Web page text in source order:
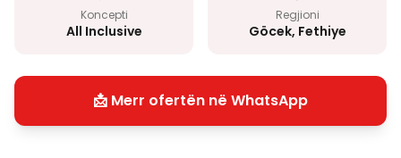
Koncepti
All Inclusive
Regjioni
Göcek, Fethiye
📩 Merr ofertën në WhatsApp